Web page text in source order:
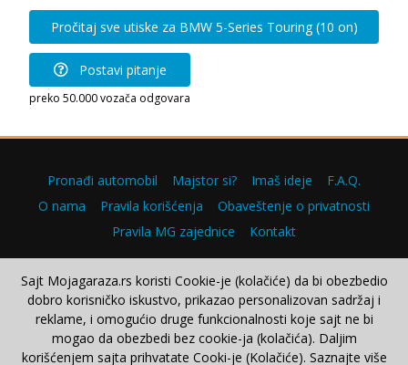
Pročitaj sve utiske za BMW 5-Series Touring (10 on)
Postavi pitanje
preko 50.000 vozača odgovara
Pronađi automobil Majstor si? Imaš ideje
F.A.Q.
O nama
Pravila korišćenja
Obaveštenje o privatnosti
Pravila MG zajednice
Kontakt
Copyright © 2000–2026.
Sajt Mojagaraza.rs koristi Cookie-je (kolačiće) da bi obezbedio
dobro korisničko iskustvo, prikazao personalizovan sadržaj i
reklame, i omogućio druge funkcionalnosti koje sajt ne bi
mogao da obezbedi bez cookie-ja (kolačića). Daljim
korišćenjem sajta prihvatate Cooki-je (Kolačiće). Saznajte više